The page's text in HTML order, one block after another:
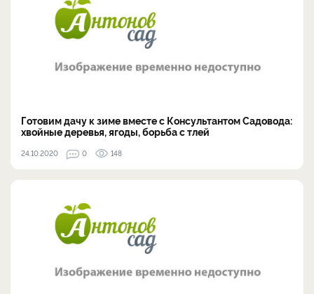
Готовим дачу к зиме вместе с Консультантом Садовода:
хвойные деревья, ягоды, борьба с тлей
24.10.2020 0 148